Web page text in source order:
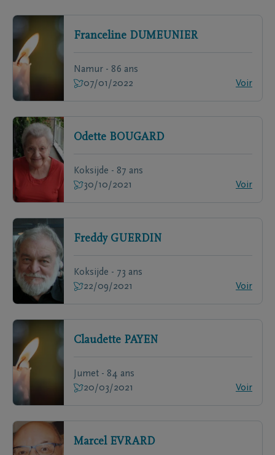
Franceline DUMEUNIER
Namur - 86 ans
07/01/2022
Voir
Odette BOUGARD
Koksijde - 87 ans
30/10/2021
Voir
Freddy GUERDIN
Koksijde - 73 ans
22/09/2021
Voir
Claudette PAYEN
Jumet - 84 ans
20/03/2021
Voir
Marcel EVRARD